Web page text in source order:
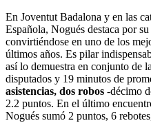
En Joventut Badalona y en las
Española, Nogués destaca por
convirtiéndose en uno de los
últimos años. Es pilar
así lo demuestra en conjunto de
disputados y 19 minutos de
asistencias, dos robos -décimo
2.2 puntos. En el último
Nogués sumó 2 puntos, 6